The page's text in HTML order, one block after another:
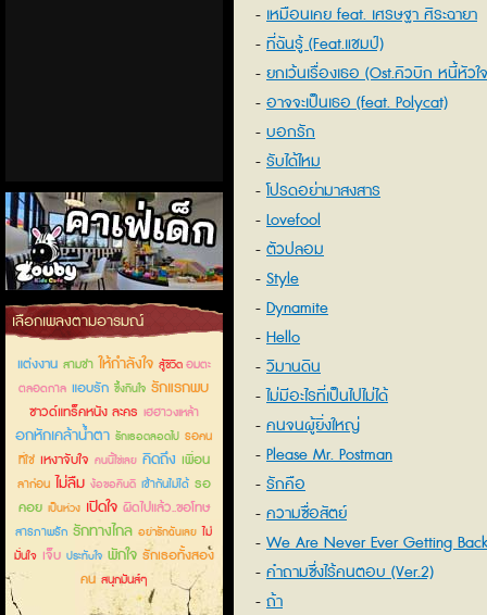
คาเฟ่เด็กลำลูกกา
เลือกเพลงตามอารมณ์
แต่งงาน สามช่า ให้กำลังใจ สู้ชีวิตอมตะ
ตลอดกาล แอบรัก ซึ้งกินใจ รักแรกพบ
ซาวด์แทร็คหนัง ละคร เฮฮาวงเหล้า
อกหักเคล้าน้ำตา รักเธอตลอดไป รอคน
ที่ใช่ เหงาจับใจ คนนี้ใช่เลย คิดถึง เพื่อน
ลาก่อน ไม่ลืม ง้อขอคืนดี เข้ากันไม่ได้ รอ
คอย เป็นห่วง เปิดใจ ผิดไปแล้ว..ขอโทษ
สารภาพรัก รักทางไกล อย่ารักฉันเลย ไม่
มั่นใจ เจ็บ ประทับใจ พักใจ รักเธอทั้งสอง
คน สนุกมันส์ๆ
เหมือนเคย feat. เศรษฐา ศิระฉายา
ที่ฉันรู้ (Feat.แชมป์)
ยกเว้นเรื่องเธอ (Ost.คิวบิก หนี้หัวใ
ก่อ)อาจจะเป็นเธอ (feat. Polycat)
บอกรัก
รับได้ไหม
โปรดอย่ามาสงสาร
Lovefool
ตัวปลอม
Style
Dynamite
Hello
วิมานดิน
ไม่มีอะไรที่เป็นไปไม่ได้
คนจนผู้ยิ่งใหญ่
Please Mr. Postman
รักคือ
ความซื่อสัตย์
We Are Never Ever Getting
Together
คำถามซึ่งไร้คนตอบ (Ver.2)
ถ้า